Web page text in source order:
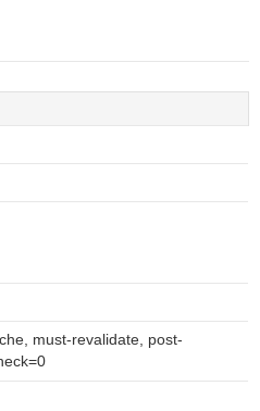
must-revalidate, post-